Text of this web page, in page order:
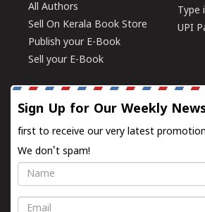
All Authors
Sell On Kerala Book Store
Publish your E-Book
Sell your E-Book
Type
UPI
Sign Up for Our Weekly
first to receive our very latest
We don't spam!
Name
Email